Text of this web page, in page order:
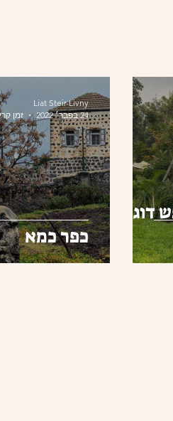
דוגה
כפר כמא
Liat Steir-Livny
24 בפבר׳ 2022
זמן